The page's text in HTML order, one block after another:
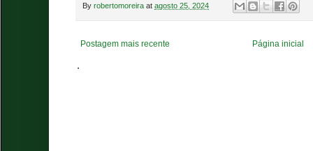
By robertomoreira at agosto 25, 2024
Postagem mais recente Página inicial
.